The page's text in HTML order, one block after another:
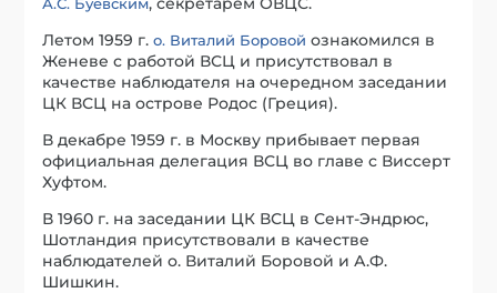
Летом 1959 г.о. Виталий Боровой ознакомился в
Женеве с работой ВСЦ и присутствовал в
качестве наблюдателя на очередном заседании
ЦК ВСЦ на острове Родос (Греция).
В декабре 1959 г. в Москву прибывает первая
официальная делегация ВСЦ во главе с Виссерт
Хуфтом.
В 1960 г. на заседании ЦК ВСЦ в Сент-Эндрюс,
Шотландия присутствовали в качестве
наблюдателей о. Виталий Боровой и А.Ф.
Шишкин.